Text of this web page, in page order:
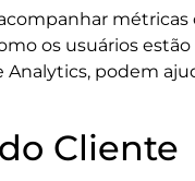
os usuários
podem
Cliente